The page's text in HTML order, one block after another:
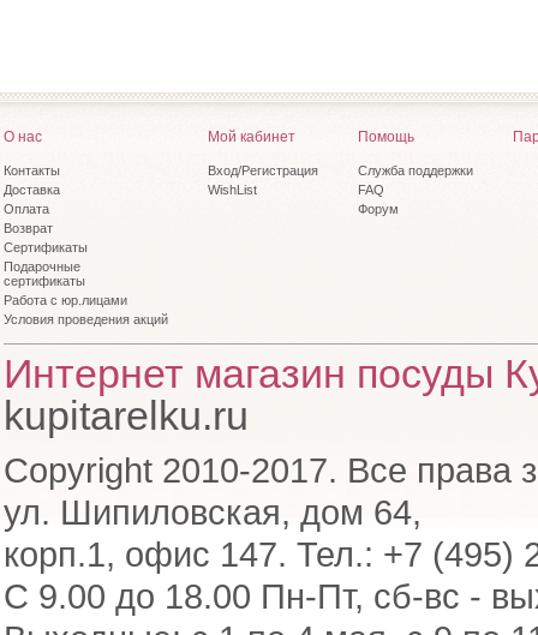
О нас
Контакты
Доставка
Оплата
Возврат
Сертификаты
Подарочные
сертификаты
Работа с юр.лицами
Условия проведения акций
Мой кабинет
Вход/Регистрация
WishList
Помощь
Служба поддержки
FAQ
Форум
Интернет магазин посуды
kupitarelku.ru
Copyright 2010-2017. Все права
ул. Шипиловская, дом 64,
корп.1, офис 147. Тел.: +7 (495)
С 9.00 до 18.00 Пн-Пт, сб-вс -